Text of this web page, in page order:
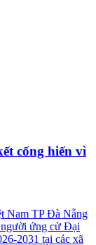
cống hiến vì
Nam TP Đà Nẵng
ứng cử Đại
2031 tại các xã